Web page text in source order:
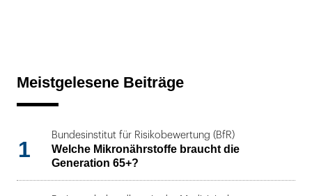
Meistgelesene Beiträge
1
Bundesinstitut für Risikobewertung (BfR)
Welche Mikronährstoffe braucht die
Generation 65+?